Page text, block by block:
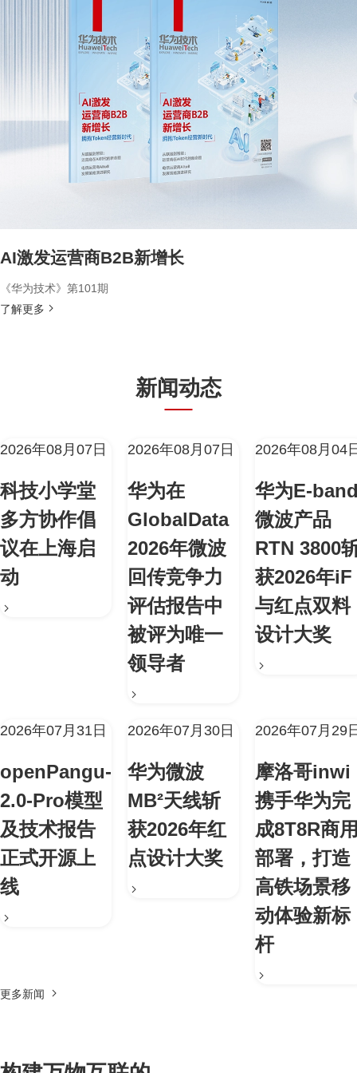
AI激发运营商B2B新增长
《华为技术》第101期
了解更多
新闻动态
2026年08月07日
科技小学堂
多方协作倡
议在上海启
动
2026年08月07日
华为在
GlobalData
2026年微波
回传竞争力
评估报告中
被评为唯一
领导者
2026年08月04
华为E-
微波产品
RTN 3800
获2026年iF
与红点双料
设计大奖
2026年07月31日
openPangu-
2.0-Pro模型
及技术报告
正式开源上
线
2026年07月30日
华为微波
MB²天线斩
获2026年红
点设计大奖
2026年07月29
摩洛哥inwi
携手华为完
成8T8R商
部署，打造
高铁场景移
动体验新标
杆
更多新闻